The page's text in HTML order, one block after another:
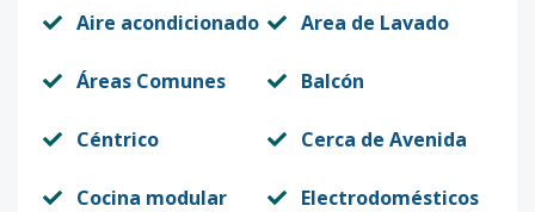
Aire acondicionado Area de Lavado
Áreas Comunes Balcón
Céntrico Cerca de Avenida
Cocina modular
Electrodomésticos